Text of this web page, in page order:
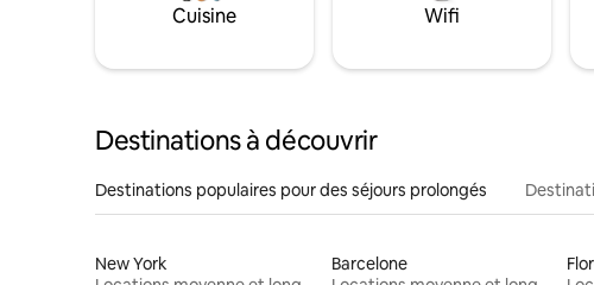
Cuisine Wifi
Destinations à découvrir
Destinations populaires pour des séjours prolongés
New York
Barcelone